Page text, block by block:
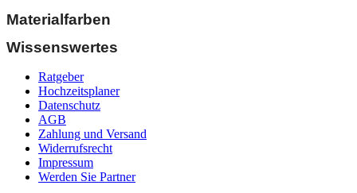
Materialfarben
Wissenswertes
Ratgeber
Hochzeitsplaner
Datenschutz
AGB
Zahlung und Versand
Widerrufsrecht
Impressum
Werden Sie Partner